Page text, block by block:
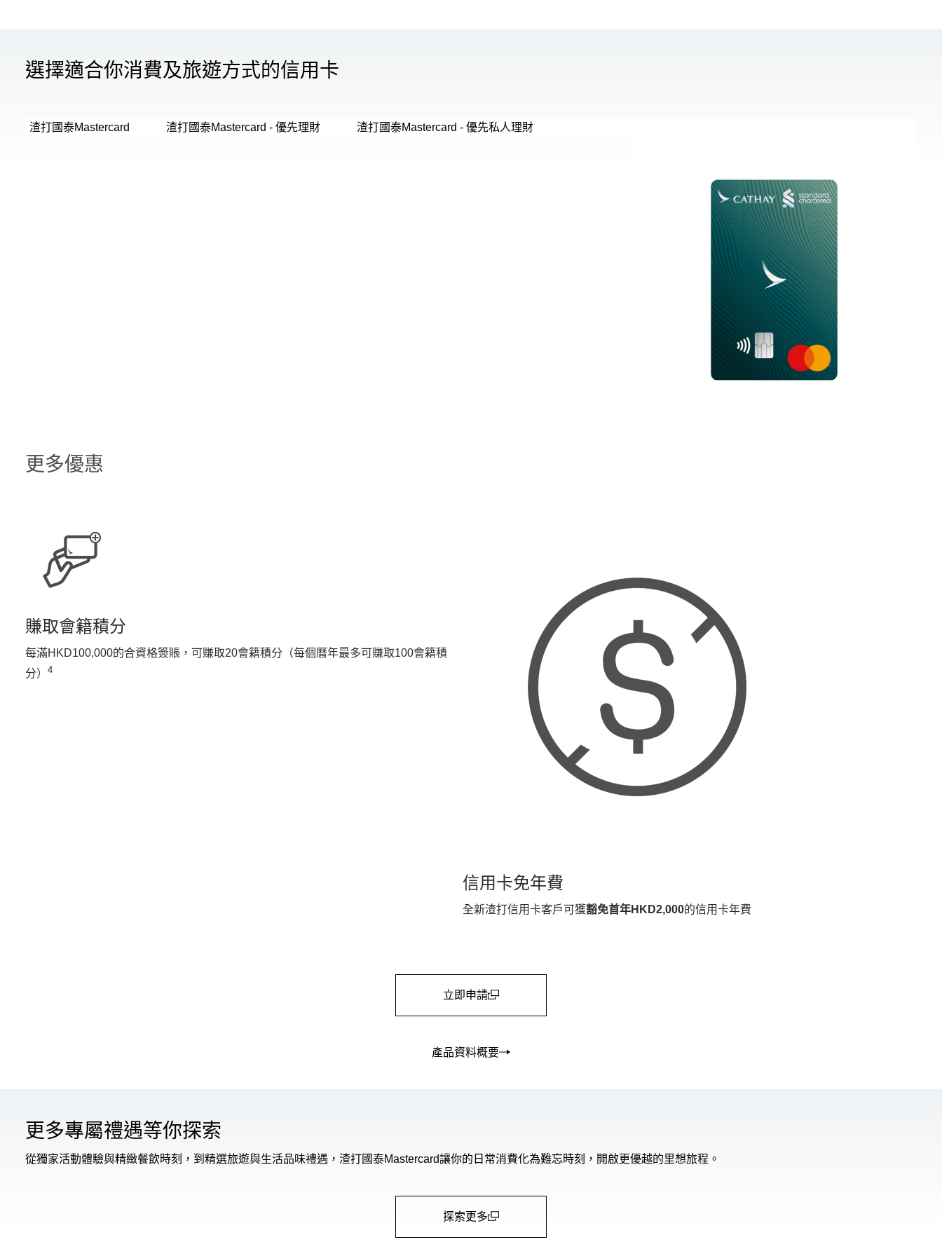
選擇適合你消費及旅遊方式的信用卡
渣打國泰Mastercard 渣打國泰Mastercard - 優先理財 渣打國泰Mastercard - 優先私人理財
更多優惠
賺取會籍積分
每滿HKD100,000的合資格簽賬，可賺取20會籍積分（每個曆年最多可賺取100會籍積
分） 4
信用卡免年費
全新渣打信用卡客戶可獲豁免首年HKD2,000的信用卡年費
立即申請
產品資料概要
更多專屬禮遇等你探索
從獨家活動體驗與精緻餐飲時刻，到精選旅遊與生活品味禮遇，渣打國泰Mastercard讓你的日常消費化為難忘時刻，開啟更優越的里想旅程。
探索更多